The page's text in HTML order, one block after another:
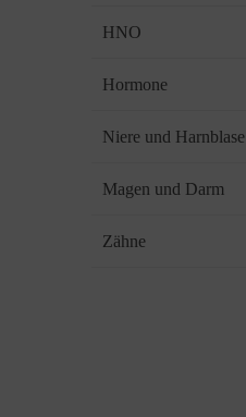
HNO
Hormone
Niere und Harnblase
Magen und Darm
Zähne